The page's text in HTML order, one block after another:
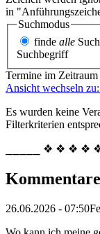
in
Suchmodus
finde alle
Suchbegriff
Termine im
Ansicht wechseln
Es wurden keine
Filterkriterien
⎯⎯⎯⎯⎯ ❖ ❖ ❖ ❖ ❖
Kommentare
26.06.2026 - 07:50